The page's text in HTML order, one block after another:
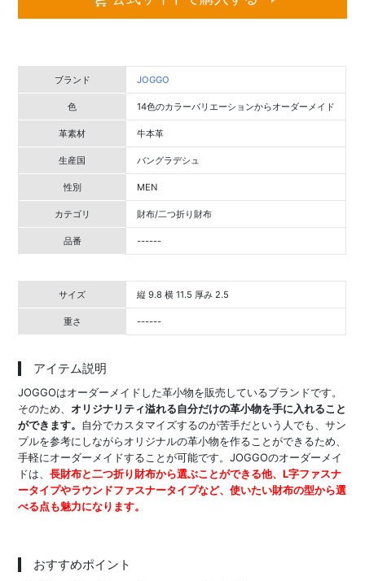
ブランド JOGGO
色 14色のカラーバリエーションからオーダーメイド
革素材 牛本革
生産国 バングラデシュ
性別 MEN
カテゴリ 財布/二つ折り財布
品番 ------
サイズ 縦 9.8 横 11.5 厚み 2.5
重さ ------
アイテム説明
JOGGOはオーダーメイドした革小物を販売しているブランドです。
そのため、オリジナリティ溢れる自分だけの革小物を手に入れること
ができます。 自分でカスタマイズするのが苦手だという人でも、サン
プルを参考にしながらオリジナルの革小物を作ることができるため、
手軽にオーダーメイドすることが可能です。JOGGOのオーダーメイ
ドは、長財布と二つ折り財布から選ぶことができる他、L字ファスナ
ータイプやラウンドファスナータイプなど、使いたい財布の型から選
べる点も魅力になります。
おすすめポイント